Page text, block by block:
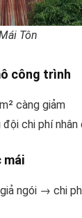
Tôn
công trình
càng giảm
chi phí nhân
mái
ngói → chi